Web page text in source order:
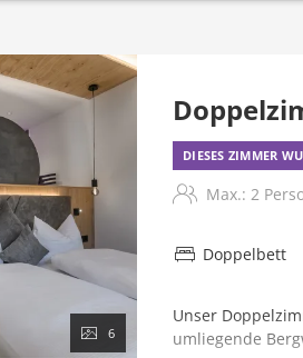
6
DIESES ZIMMER
Max.: 2
Doppelbett
Unser
umliegende